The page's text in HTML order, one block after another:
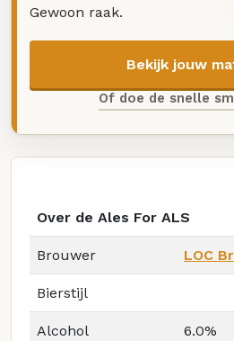
Gewoon raak.
Bekijk jouw
Of doe de snelle
Over de Ales For ALS
Brouwer LOC
Bierstijl
Alcohol 6.0%